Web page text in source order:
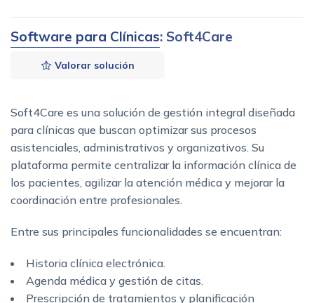
Software para Clínicas: Soft4Care
Valorar solución
Soft4Care es una solución de gestión integral diseñada
para clínicas que buscan optimizar sus procesos
asistenciales, administrativos y organizativos. Su
plataforma permite centralizar la información clínica de
los pacientes, agilizar la atención médica y mejorar la
coordinación entre profesionales.
Entre sus principales funcionalidades se encuentran:
Historia clínica electrónica.
Agenda médica y gestión de citas.
Prescripción de tratamientos y planificación